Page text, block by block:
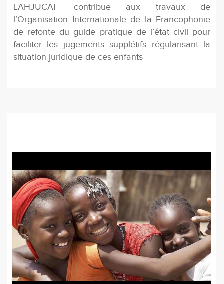
L’AHJUCAF contribue aux travaux de
l’Organisation Internationale de la Francophonie
de refonte du guide pratique de l’état civil pour
faciliter les jugements supplétifs régularisant la
situation juridique de ces enfants